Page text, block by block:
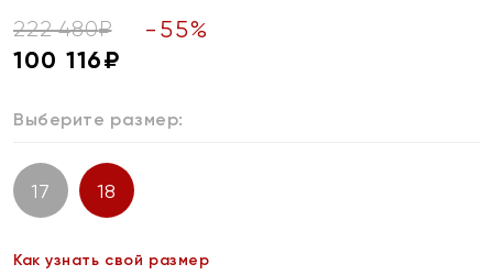
222 480₽ - 55%
100 116₽
Выберите размер:
17 18
Как узнать свой размер